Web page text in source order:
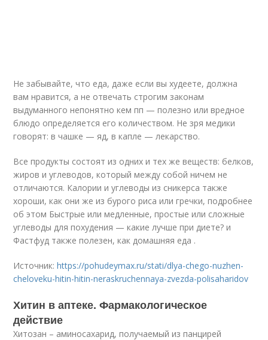
Не забывайте, что еда, даже если вы худеете, должна
вам нравится, а не отвечать строгим законам
выдуманного непонятно кем пп — полезно или вредное
блюдо определяется его количеством. Не зря медики
говорят: в чашке — яд, в капле — лекарство.
Все продукты состоят из одних и тех же веществ: белков,
жиров и углеводов, который между собой ничем не
отличаются. Калории и углеводы из сникерса также
хороши, как они же из бурого риса или гречки, подробнее
об этом Быстрые или медленные, простые или сложные
углеводы для похудения — какие лучше при диете? и
Фастфуд также полезен, как домашняя еда .
Источник:https://pohudeymax.ru/stati/dlya-chego-nuzhen-
cheloveku-hitin-hitin-neraskruchennaya-zvezda-polisaharidov
Хитин в аптеке. Фармакологическое
действие
Хитозан – аминосахарид, получаемый из панцирей